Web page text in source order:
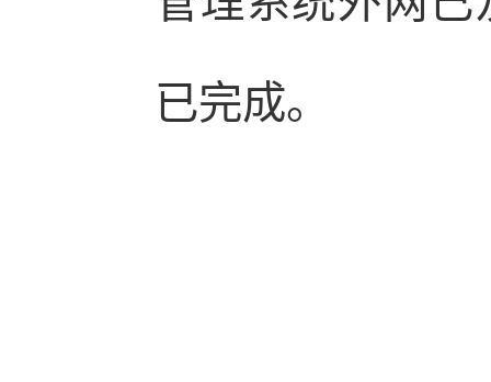
已完成。